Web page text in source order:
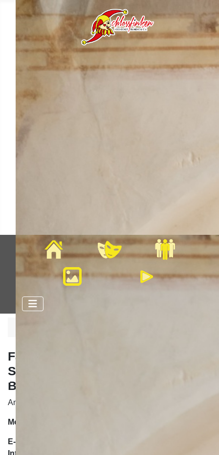
Home Veranstaltungen Mitglieder
Faschingsgesellschaft
Schlossfinken Höchstädt-
Blindheim e.V.
An der Bleiche 18a - D - 89420 Höchstädt
Mobil:
E-Mail:
Internet: